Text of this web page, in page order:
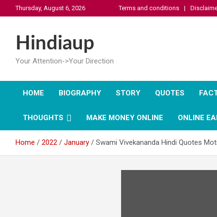
to
Thursday, August 6, 2026 Terms and conditions
Hindiaup
Your Attention->Your Direction
HOME BIOGRAPHY STORY QUOTES
THOUGHTS MAKE MONEY ONLINE ONLINE
Home 2022 January Swami Vivekananda Hindi Quotes